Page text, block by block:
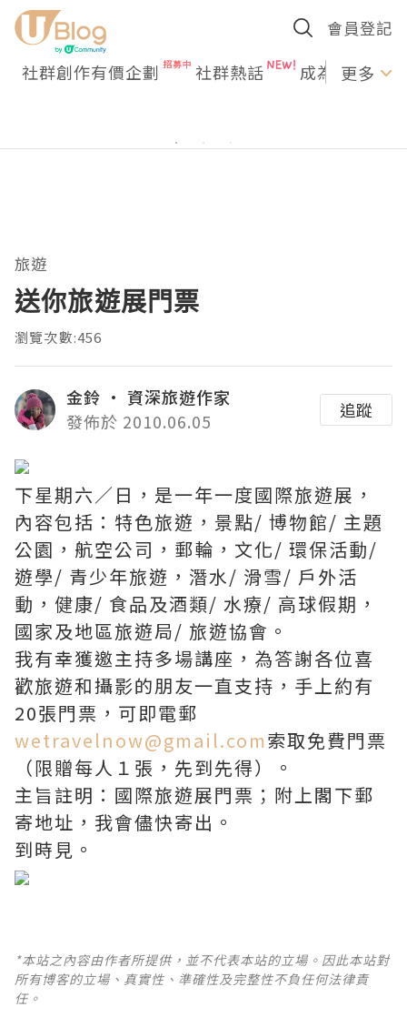
會員登記
社群創作有價企劃 社群熱話 成為U更多
旅遊
送你旅遊展門票
瀏覽次數:456
金鈴 · 資深旅遊作家
發佈於 2010.06.05
追蹤
下星期六／日，是一年一度國際旅遊展，
內容包括：特色旅遊，景點/ 博物館/ 主題
公園，航空公司，郵輪，文化/ 環保活動/
遊學/ 青少年旅遊，潛水/ 滑雪/ 戶外活
動，健康/ 食品及酒類/ 水療/ 高球假期，
國家及地區旅遊局/ 旅遊協會。
我有幸獲邀主持多場講座，為答謝各位喜
歡旅遊和攝影的朋友一直支持，手上約有
20張門票，可即電郵
wetravelnow@gmail.com索取免費門票
（限贈每人１張，先到先得）。
主旨註明：國際旅遊展門票；附上閣下郵
寄地址，我會儘快寄出。
到時見。
*本站之內容由作者所提供，並不代表本站的立場。因此本站對
所有博客的立場、真實性、準確性及完整性不負任何法律責
任。